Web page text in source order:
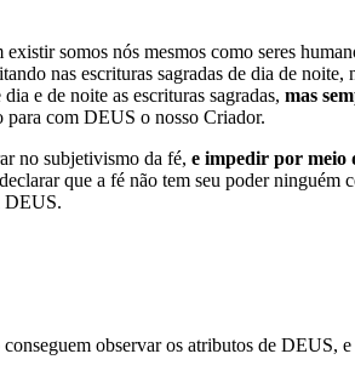
somos nós mesmos como seres
nas escrituras sagradas de dia de noite,
e de noite as escrituras sagradas, mas
para com DEUS o nosso Criador.
no subjetivismo da fé, e impedir por meio
que a fé não tem seu poder ninguém
DEUS.
observar os atributos de DEUS,